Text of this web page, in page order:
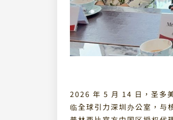
2026 年 5 月 14 日，圣多
临全球引力深圳办公室，与